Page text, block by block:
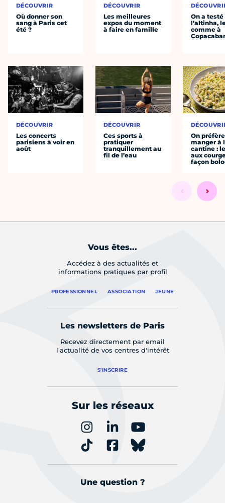
DÉCOUVRIR
Où donner son
sang à Paris cet
été ?
DÉCOUVRIR
Les concerts
parisiens à voir en
août
DÉCOUVRIR
Les meilleures
expos du moment
à faire en famille
DÉCOUVRIR
Ces sports à
pratiquer
tranquillement au
fil de l’eau
On a testé
l’altinha,
comme à
On préfère
manger à
cantine :
aux
façon
Vous êtes...
Accédez à des actualités et
informations pratiques par profil
PROFESSIONNEL ASSOCIATION JEUNE
Les newsletters de Paris
Recevez directement par email
l'actualité de vos centres d'intérêt
S'INSCRIRE
Sur les réseaux
Une question ?